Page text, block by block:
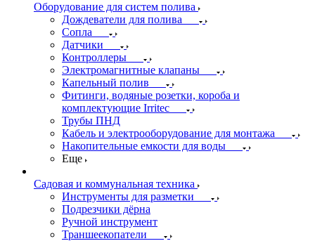
Оборудование для систем полива
Дождеватели для полива
Сопла
Датчики
Контроллеры
Электромагнитные клапаны
Капельный полив
Фитинги, водяные розетки, короба и
комплектующие Irritec
Трубы ПНД
Кабель и электрооборудование для монтажа
Накопительные емкости для воды
Еще
Садовая и коммунальная техника
Инструменты для разметки
Подрезчики дёрна
Ручной инструмент
Траншеекопатели